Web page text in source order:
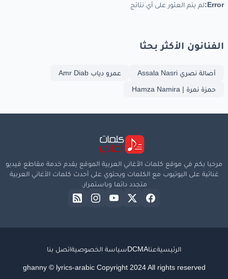
Error: لم يتم العثور على أي نتائج
الفنانون الأكثر بحثا
أصالة نصري Assala Nasri
عمرو دياب Amr Diab
حمزة نمرة | Hamza Namira
مرحبا بكم في موقع كلمات الأغاني العربية الموقع يقدم خدمة مقاطع فيديو
غنائية على اليوتيوب مع الكلمات ويحتوي على أحدث كلمات الأغاني العربية
متجدد دائما وباستمرار.
ghanny © lyrics-arabic Copyright 2024 All rights reserved
الرئيسيةعناDCMAسياسة الخصوصيةاتصل بنا